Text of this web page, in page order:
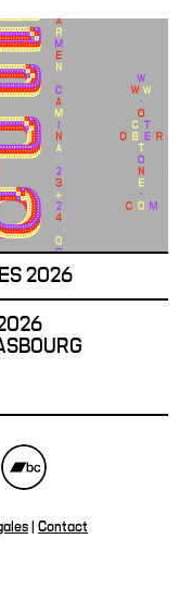
2026
Contact